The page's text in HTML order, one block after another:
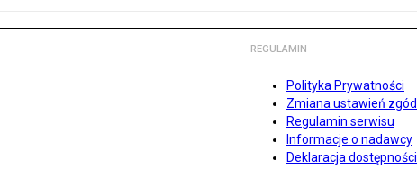
REGULAMIN
Polityka Prywatności
Zmiana ustawień zgód
Regulamin serwisu
Informacje o nadawcy
Deklaracja dostępności